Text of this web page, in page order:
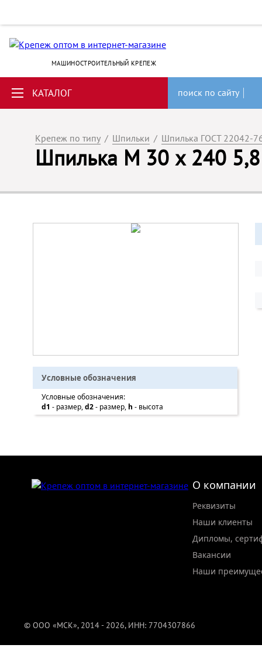
МАШИНОСТРОИТЕЛЬНЫЙ КРЕПЕЖ
КАТАЛОГ поиск по сайту
Крепеж по типу / Шпильки / Шпилька ГОСТ 22042-
Шпилька М 30 х 240
Условные обозначения
Условные обозначения:
d1 - размер,d2- размер, h - высота
О компании
Реквизиты
Наши клиенты
Дипломы,
Вакансии
Наши
© ООО «МСК», 2014 - 2026, ИНН: 7704307866